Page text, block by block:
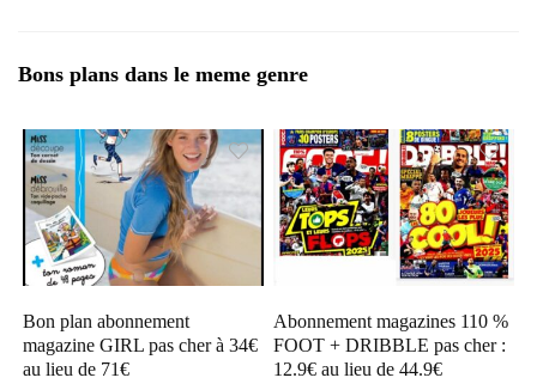
Bons plans dans le meme genre
Bon plan abonnement
magazine GIRL pas cher à 34€
au lieu de 71€
Abonnement magazines 110 %
FOOT + DRIBBLE pas cher :
12.9€ au lieu de 44.9€